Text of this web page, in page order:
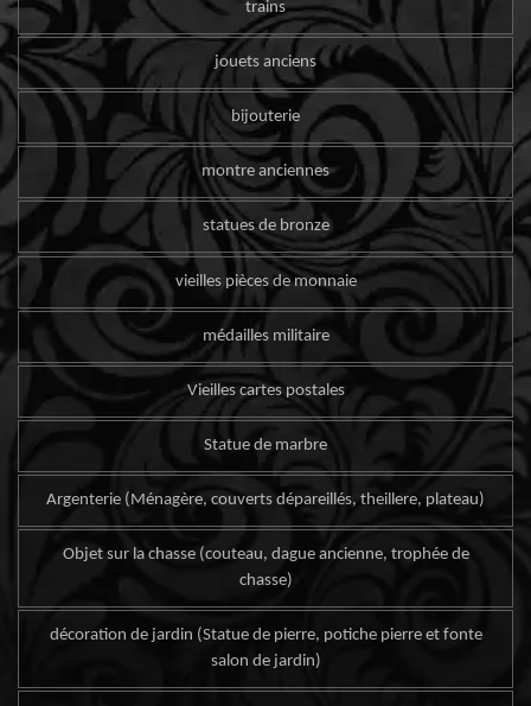
trains
jouets anciens
bijouterie
montre anciennes
statues de bronze
vieilles pièces de monnaie
médailles militaire
Vieilles cartes postales
Statue de marbre
Argenterie (Ménagère, couverts dépareillés, theillere, plateau)
Objet sur la chasse (couteau, dague ancienne, trophée de
chasse)
décoration de jardin (Statue de pierre, potiche pierre et fonte
salon de jardin)